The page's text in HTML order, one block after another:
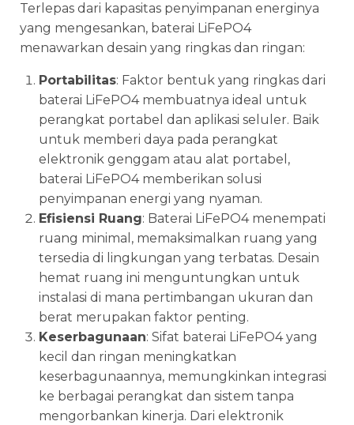
Terlepas dari kapasitas penyimpanan energinya
yang mengesankan, baterai LiFePO4
menawarkan desain yang ringkas dan ringan:
Portabilitas: Faktor bentuk yang ringkas dari
baterai LiFePO4 membuatnya ideal untuk
perangkat portabel dan aplikasi seluler. Baik
untuk memberi daya pada perangkat
elektronik genggam atau alat portabel,
baterai LiFePO4 memberikan solusi
penyimpanan energi yang nyaman.
Efisiensi Ruang: Baterai LiFePO4 menempati
ruang minimal, memaksimalkan ruang yang
tersedia di lingkungan yang terbatas. Desain
hemat ruang ini menguntungkan untuk
instalasi di mana pertimbangan ukuran dan
berat merupakan faktor penting.
Keserbagunaan: Sifat baterai LiFePO4 yang
kecil dan ringan meningkatkan
keserbagunaannya, memungkinkan integrasi
ke berbagai perangkat dan sistem tanpa
mengorbankan kinerja. Dari elektronik